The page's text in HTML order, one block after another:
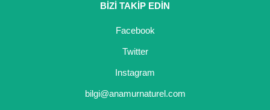
BİZİ TAKİP EDİN
Facebook
Twitter
Instagram
bilgi@anamurnaturel.com